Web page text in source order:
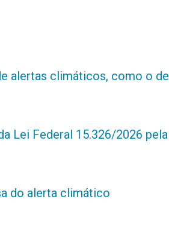
alertas climáticos, como o de
Lei Federal 15.326/2026 pela
do alerta climático